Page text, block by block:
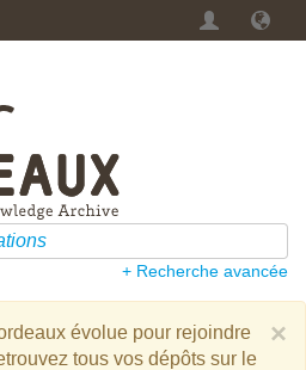
+ Recherche avancée
×
évolue pour rejoindre
tous vos dépôts sur le